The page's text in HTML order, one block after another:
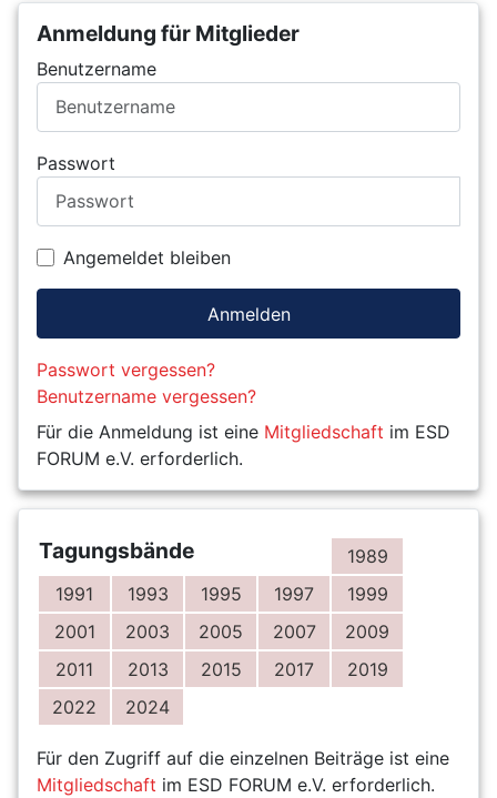
Anmeldung für Mitglieder
Benutzername
Passwort
Angemeldet bleiben
Anmelden
Passwort vergessen?
Benutzername vergessen?
Für die Anmeldung ist eine Mitgliedschaft im ESD
FORUM e.V. erforderlich.
Tagungsbände
1989
1991
1993 1995 1997
1999
2001
2003 2005 2007
2009
2011
2013 2015 2017
2019
2022
2024
Für den Zugriff auf die einzelnen Beiträge ist eine
Mitgliedschaft im ESD FORUM e.V. erforderlich.